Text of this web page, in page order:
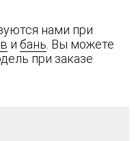
нами при
и бань . Вы можете
при заказе